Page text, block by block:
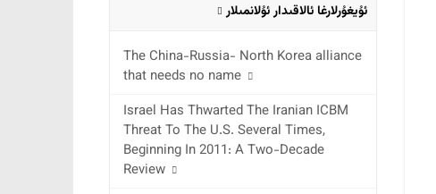
ئۇيغۇرلارغا ئالاقىدار ئۇلانمىلار
The China-Russia- North Korea alliance
that needs no name
Israel Has Thwarted The Iranian ICBM
Threat To The U.S. Several Times,
Beginning In 2011: A Two-Decade
Review